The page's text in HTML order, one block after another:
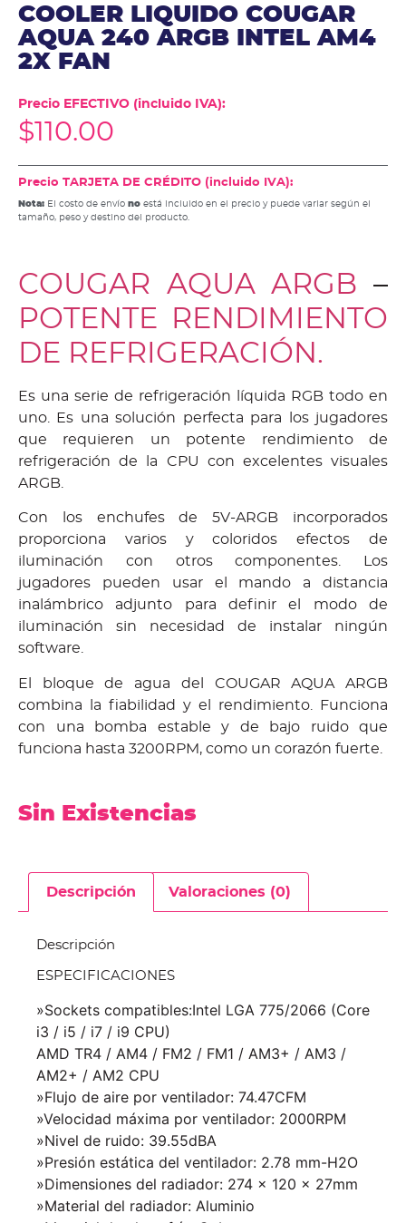
COOLER LIQUIDO COUGAR
AQUA 240 ARGB INTEL AM4
2X FAN
Precio EFECTIVO (incluido IVA):
$110.00
Precio TARJETA DE CRÉDITO (incluido IVA):
Nota: El costo de envío no está incluido en el precio y puede variar según el
tamaño, peso y destino del producto.
COUGAR AQUA ARGB –
POTENTE RENDIMIENTO
DE REFRIGERACIÓN.
Es una serie de refrigeración líquida RGB todo en
uno. Es una solución perfecta para los jugadores
que requieren un potente rendimiento de
refrigeración de la CPU con excelentes visuales
ARGB.
Con los enchufes de 5V-ARGB incorporados
proporciona varios y coloridos efectos de
iluminación con otros componentes. Los
jugadores pueden usar el mando a distancia
inalámbrico adjunto para definir el modo de
iluminación sin necesidad de instalar ningún
software.
El bloque de agua del COUGAR AQUA ARGB
combina la fiabilidad y el rendimiento. Funciona
con una bomba estable y de bajo ruido que
funciona hasta 3200RPM, como un corazón fuerte.
Sin Existencias
Descripción Valoraciones (0)
Descripción
ESPECIFICACIONES
»Sockets compatibles:Intel LGA 775/2066 (Core
i3 / i5 / i7 / i9 CPU)
AMD TR4 / AM4 / FM2 / FM1 / AM3+ / AM3 /
AM2+ / AM2 CPU
»Flujo de aire por ventilador: 74.47CFM
»Velocidad máxima por ventilador: 2000RPM
»Nivel de ruido: 39.55dBA
»Presión estática del ventilador: 2.78 mm-H2O
»Dimensiones del radiador: 274 x 120 x 27mm
»Material del radiador: Aluminio